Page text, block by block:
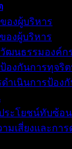
องผู้บริหาร
องผู้บริหาร
วัฒนธรรมองค์ก
องกันการทุจริต
ำเนินการป้อง
ระโยชน์ทับซ้อน
มเสี่ยงและการ